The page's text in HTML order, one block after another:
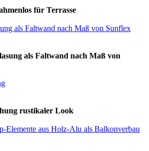
für Terrasse
als Faltwand nach Maß von
rustikaler Look